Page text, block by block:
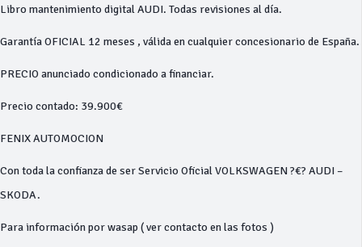
Libro mantenimiento digital AUDI. Todas revisiones al día.
Garantía OFICIAL 12 meses , válida en cualquier concesionario de España.
PRECIO anunciado condicionado a financiar.
Precio contado: 39.900€
FENIX AUTOMOCION
Con toda la confianza de ser Servicio Oficial VOLKSWAGEN ?€? AUDI –
SKODA.
Para información por wasap ( ver contacto en las fotos )